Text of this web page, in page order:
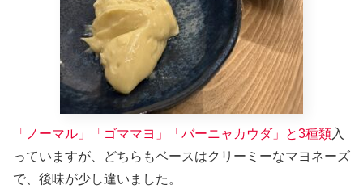
「 ノーマル」「ゴママヨ」「バーニャカウダ」と3種類入
っていますが、どちらもベースはクリーミーなマヨネーズ
で、後味が少し違いました。